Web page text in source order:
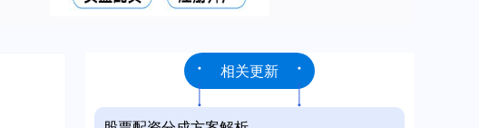
相关更新